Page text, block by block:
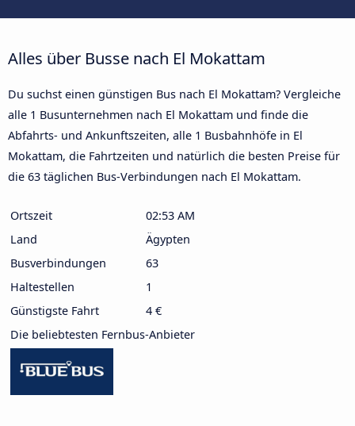
Alles über Busse nach El Mokattam
Du suchst einen günstigen Bus nach El Mokattam? Vergleiche
alle 1 Busunternehmen nach El Mokattam und finde die
Abfahrts- und Ankunftszeiten, alle 1 Busbahnhöfe in El
Mokattam, die Fahrtzeiten und natürlich die besten Preise für
die 63 täglichen Bus-Verbindungen nach El Mokattam.
Ortszeit
02:53 AM
Land
Ägypten
Busverbindungen
63
Haltestellen
1
Günstigste Fahrt
4 €
Die beliebtesten Fernbus-Anbieter